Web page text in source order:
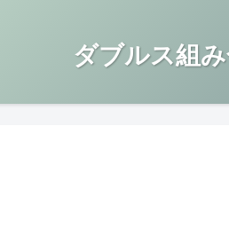
ダブルス組